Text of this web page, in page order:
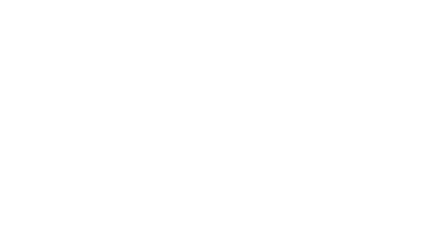
sócios e departamentos jurídicos.
seu público. Não existe receita pronta, só resultados
e regulações.